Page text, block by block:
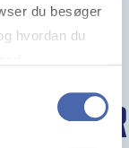
du besøger
hvordan du
altid trække